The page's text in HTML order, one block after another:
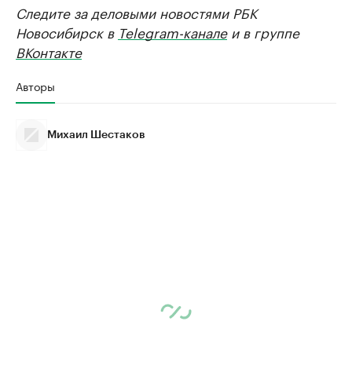
Следите за деловыми новостями РБК
Новосибирск в Telegram-каналеи в группе
ВКонтакте
Авторы
Михаил Шестаков